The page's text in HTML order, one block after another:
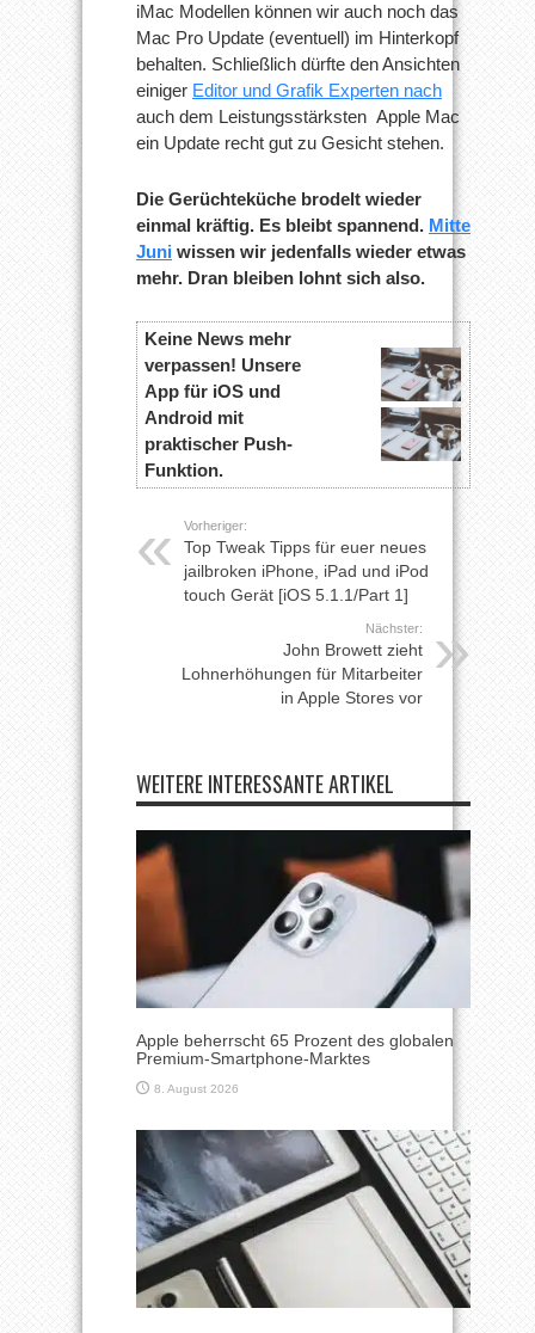
iMac Modellen können wir auch noch das
Mac Pro Update (eventuell) im Hinterkopf
behalten. Schließlich dürfte den Ansichten
einiger Editor und Grafik Experten nach
auch dem Leistungsstärksten Apple Mac
ein Update recht gut zu Gesicht stehen.
Die Gerüchteküche brodelt wieder
einmal kräftig. Es bleibt spannend. Mitte
Juni wissen wir jedenfalls wieder etwas
mehr. Dran bleiben lohnt sich also.
Keine News mehr
verpassen! Unsere
App für iOS und
Android mit
praktischer Push-
Funktion.
Vorheriger:
Top Tweak Tipps für euer neues
jailbroken iPhone, iPad und iPod
touch Gerät [iOS 5.1.1/Part 1]
Nächster:
John Browett zieht
Lohnerhöhungen für Mitarbeiter
in Apple Stores vor
WEITERE INTERESSANTE ARTIKEL
Apple beherrscht 65 Prozent des globalen
Premium-Smartphone-Marktes
8. August 2026